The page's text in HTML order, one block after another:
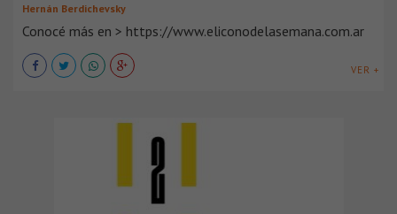
Hernán Berdichevsky
Conocé más en > https://www.eliconodelasemana.com.ar
VER +